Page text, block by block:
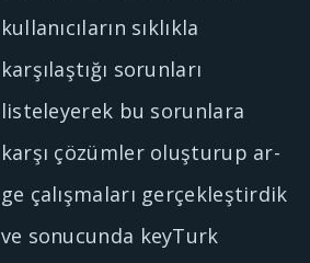
kullanıcıların sıklıkla
karşılaştığı sorunları
listeleyerek bu sorunlara
karşı çözümler oluşturup ar-
ge çalışmaları gerçekleştirdik
ve sonucunda keyTurk